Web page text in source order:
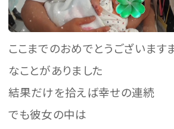
ここまでのおめでとうございます
なことがありました
結果だけを拾えば幸せの連続
でも彼女の中は